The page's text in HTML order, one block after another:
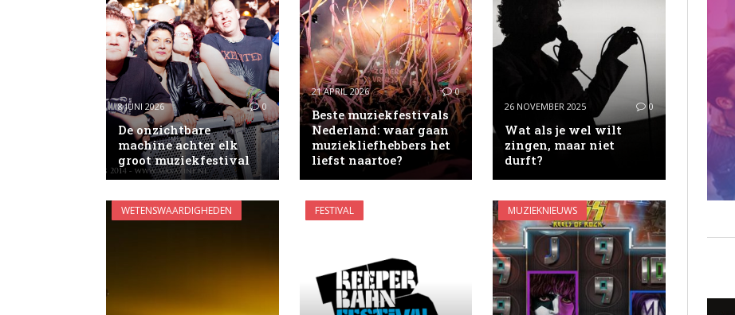
8 JUNI 2026 0
De onzichtbare
machine achter elk
groot muziekfestival
21 APRIL 2026 0
Beste muziekfestivals
Nederland: waar gaan
muziekliefhebbers het
liefst naartoe?
26 NOVEMBER 2025 0
Wat als je wel wilt
zingen, maar niet
durft?
WETENSWAARDIGHEDEN FESTIVAL MUZIEKNIEUWS